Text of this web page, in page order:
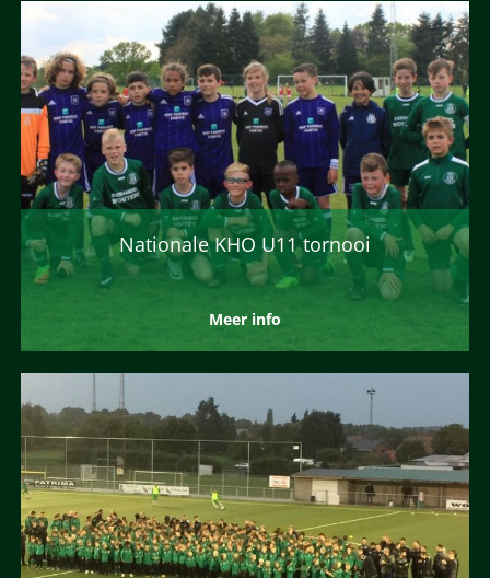
Nationale KHO U11 tornooi
Meer info